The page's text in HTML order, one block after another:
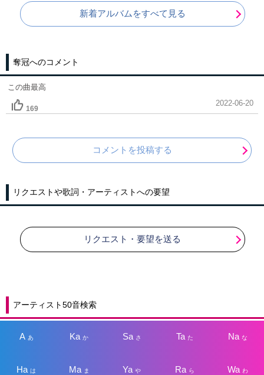
新着アルバムをすべて見る
奪冠へのコメント
この曲最高
169
2022-06-20
コメントを投稿する
リクエストや歌詞・アーティストへの要望
リクエスト・要望を送る
アーティスト50音検索
A あ Kaか Sa さ Taた Na な
Haは Ma ま Yaや Ra ら Wa わ